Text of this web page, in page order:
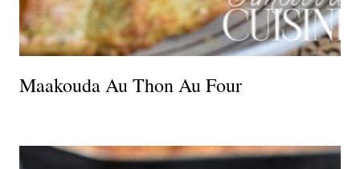
Maakouda Au Thon Au Four